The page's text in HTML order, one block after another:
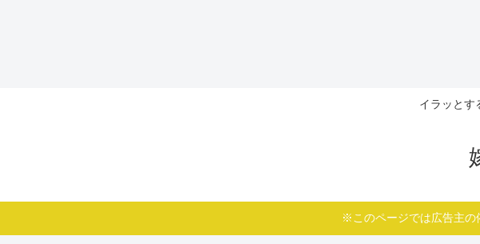
イラッとす
※このページでは広告主の